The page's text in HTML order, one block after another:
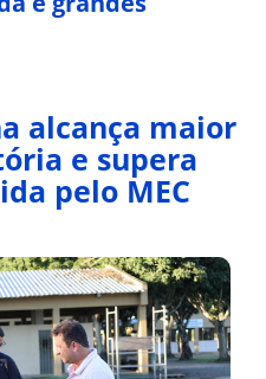
alcança maior
e supera
pelo MEC